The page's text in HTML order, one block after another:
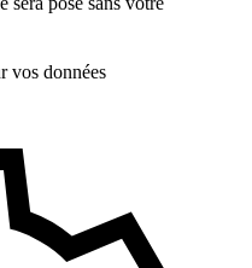
vos données